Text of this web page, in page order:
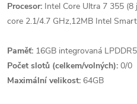
Procesor: Intel Core Ultra 7 355 (8
core 2.1/4.7 GHz,12MB Intel
Paměť: 16GB integrovaná
Počet slotů (celkem/volných): 0/0
Maximální velikost: 64GB